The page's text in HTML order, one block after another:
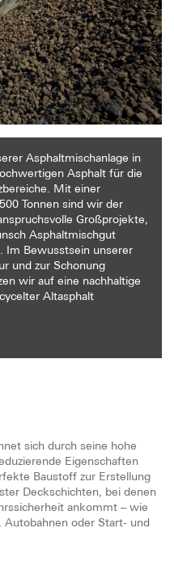
Asphaltmischanlage in
Asphalt für die
Mit einer
Tonnen sind wir der
Großprojekte,
Asphaltmischgut
Im Bewusstsein unserer
und zur Schonung
wir auf eine nachhaltige
Altasphalt
sich durch seine hohe
Eigenschaften
Baustoff zur Erstellung
Deckschichten, bei denen
ankommt – wie
oder Start- und